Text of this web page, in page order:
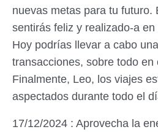
nuevas metas para tu futuro.
sentirás feliz y realizado-a
Hoy podrías llevar a cabo
transacciones, sobre todo en
Finalmente, Leo, los viajes
aspectados durante todo el
17/12/2024 : Aprovecha la